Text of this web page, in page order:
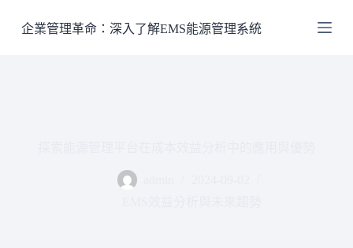
至
企業管理革命：深入了解EMS能源管理系統